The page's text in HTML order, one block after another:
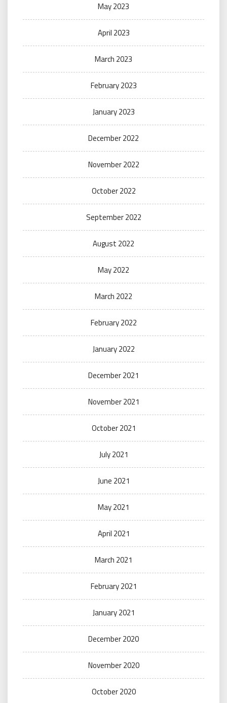
May 2023
April 2023
March 2023
February 2023
January 2023
December 2022
November 2022
October 2022
September 2022
August 2022
May 2022
March 2022
February 2022
January 2022
December 2021
November 2021
October 2021
July 2021
June 2021
May 2021
April 2021
March 2021
February 2021
January 2021
December 2020
November 2020
October 2020